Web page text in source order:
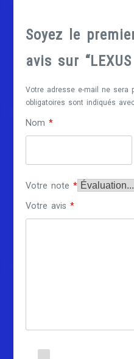
Soyez le
avis sur
Votre adresse e-mail ne sera
obligatoires sont indiqués
Nom*
Votre note*
Votre avis*